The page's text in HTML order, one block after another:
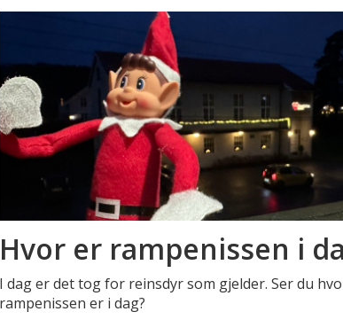
Hvor er rampenissen i
I dag er det tog for reinsdyr som gjelder. Ser du
rampenissen er i dag?